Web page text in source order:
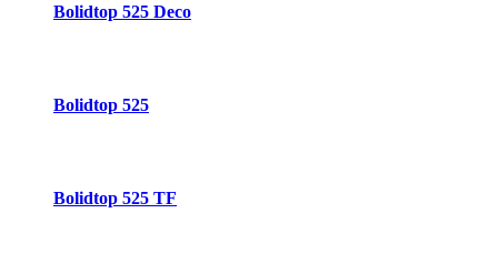
Bolidtop 525 Deco
Bolidtop 525
Bolidtop 525 TF